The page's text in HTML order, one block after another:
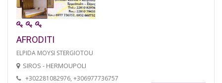
AFRODITI
ELPIDA MOYSI STERGIOTOU
SIROS - HERMOUPOLI
+302281082976, +306977736757